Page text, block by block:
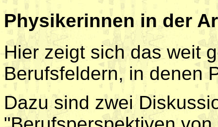
Physikerinnen in der
Hier zeigt sich das weit
Berufsfeldern, in denen
Dazu sind zwei